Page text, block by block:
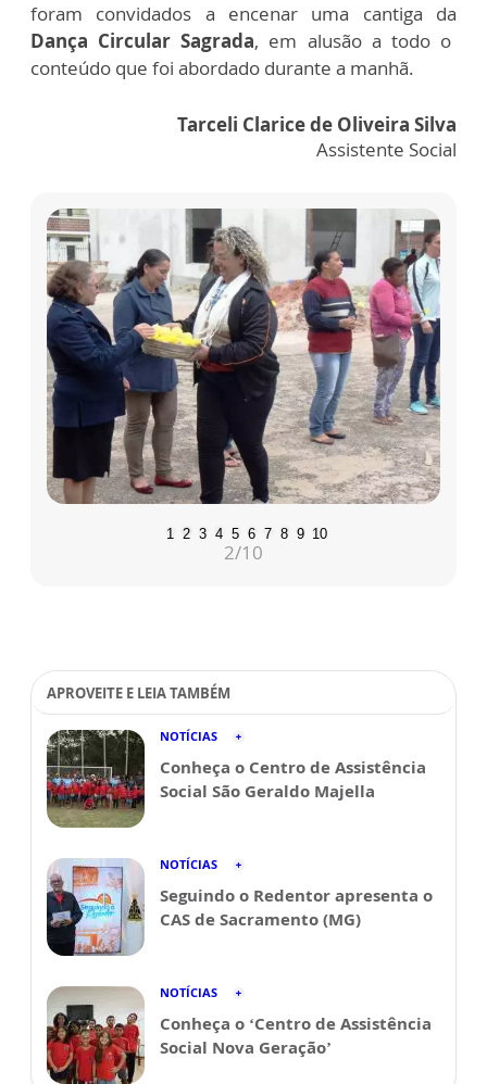
foram convidados a encenar uma cantiga da
Dança Circular Sagrada, em alusão a todo o
conteúdo que foi abordado durante a manhã.
Tarceli Clarice de Oliveira Silva
Assistente Social
1 2 3 4 5 6 7 8 9 10
2/10
APROVEITE E LEIA TAMBÉM
NOTÍCIAS
Conheça o Centro de Assistência
Social São Geraldo Majella
NOTÍCIAS
Seguindo o Redentor apresenta o
CAS de Sacramento (MG)
NOTÍCIAS
Conheça o ‘Centro de Assistência
Social Nova Geração’